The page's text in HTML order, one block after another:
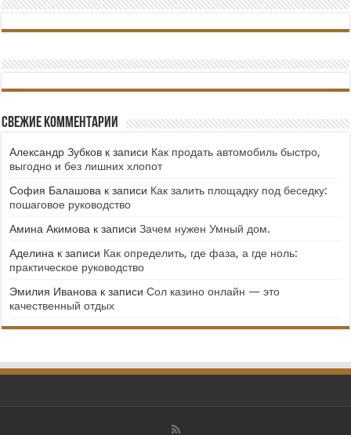
Свежие комментарии
Александр Зубков к записи Как продать автомобиль быстро,
выгодно и без лишних хлопот
София Балашова к записи Как залить площадку под беседку:
пошаговое руководство
Амина Акимова к записиЗачем нужен Умный дом.
Аделина к записи Как определить, где фаза, а где ноль:
практическое руководство
Эмилия Иванова к записиСол казино онлайн — это
качественный отдых